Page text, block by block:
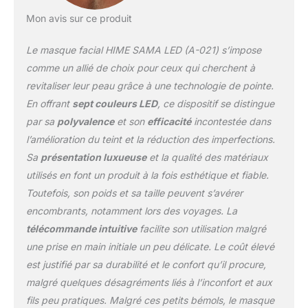
tenaces. Peut réduire et
prévenir les rides,
prévenir la perte
d'humidité, minimiser les
pores et aider à
combattre les zones
adipeuses. Répare la
peau, vous permettant
de retrouver une peau
blanche, ferme, élastique
et jeune. Investissement
Unique: Résultats de
qualité professionnelle à
Pour une moyenne de 6
expériences (sans
compter les expériences
de maintenance chaque
Mon avis sur ce produit
Le masque facial HIME SAMA LED (A-021) s’impose
comme un allié de choix pour ceux qui cherchent à
revitaliser leur peau grâce à une technologie de pointe.
En offrant sept couleurs LED, ce dispositif se distingue
par sa polyvalenceet son efficacitéincontestée dans
l’amélioration du teint et la réduction des imperfections.
Sa présentation luxueuseet la qualité des matériaux
utilisés en font un produit à la fois esthétique et fiable.
Toutefois, son poids et sa taille peuvent s’avérer
encombrants, notamment lors des voyages. La
télécommande intuitivefacilite son utilisation malgré
une prise en main initiale un peu délicate. Le coût élevé
est justifié par sa durabilité et le confort qu’il procure,
malgré quelques désagréments liés à l’inconfort et aux
fils peu pratiques. Malgré ces petits bémols, le masque